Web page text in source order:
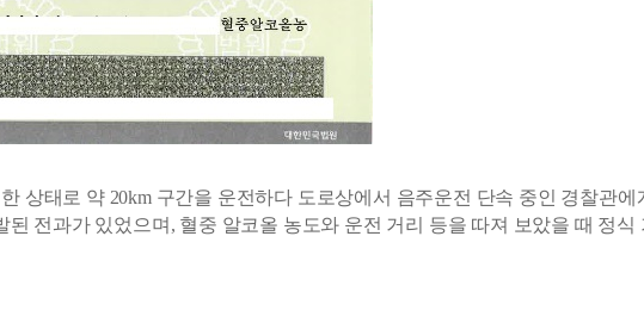
상태로 약 20km 구간을 운전하다 도로상에서 음주운전 단속 중인 경찰관
전과가 있었으며, 혈중 알코올 농도와 운전 거리 등을 따져 보았을 때 정